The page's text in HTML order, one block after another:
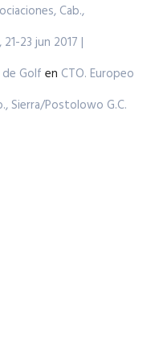
Cab.,
23 jun 2017 |
Golf en CTO. Europeo
Sierra/Postolowo G.C.